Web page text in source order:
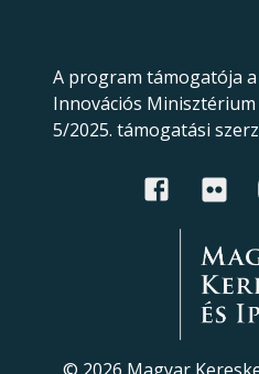
A program támogatója
Innovációs Minisztérium
5/2025. támogatási